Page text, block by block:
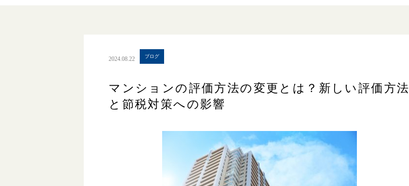
2024.08.22 ブログ
マンションの評価方法の変更とは？新しい評価方法
と節税対策への影響